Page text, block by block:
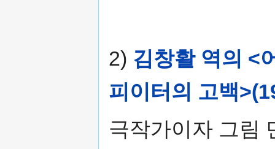
2) 김창활 역의 <
피이터의 고백
극작가이자 그림